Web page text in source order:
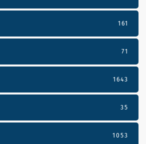
161
71
1643
35
1053